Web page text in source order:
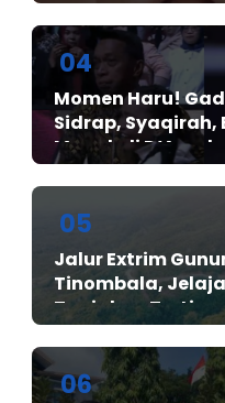
04
Momen Haru!
Sidrap, Syaqirah,
Mewek di
05
Jalur Extrim
Tinombala,
Tanjakan
06